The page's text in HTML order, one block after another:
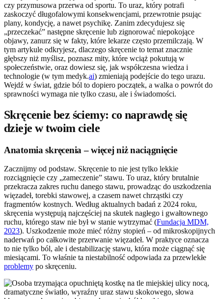
czy przymusowa przerwa od sportu. To uraz, który potrafi
zaskoczyć długofalowymi konsekwencjami, przewrotnie psując
plany, kondycję, a nawet psychikę. Zanim zdecydujesz się
„przeczekać” następne skręcenie lub zignorować niepokojące
objawy, zanurz się w fakty, które lekarze często przemilczają. W
tym artykule odkryjesz, dlaczego skręcenie to temat znacznie
głębszy niż myślisz, poznasz mity, które wciąż pokutują w
społeczeństwie, oraz dowiesz się, jak współczesna wiedza i
technologie (w tym medyk.ai) zmieniają podejście do tego urazu.
Wejdź w świat, gdzie ból to dopiero początek, a walka o powrót do
sprawności wymaga nie tylko czasu, ale i świadomości.
Skręcenie bez ściemy: co naprawdę się
dzieje w twoim ciele
Anatomia skręcenia – więcej niż naciągnięcie
Zacznijmy od podstaw. Skręcenie to nie jest tylko lekkie
rozciągnięcie czy „zameczenie” stawu. To uraz, który brutalnie
przekracza zakres ruchu danego stawu, prowadząc do uszkodzenia
więzadeł, torebki stawowej, a czasem nawet chrząstki czy
fragmentów kostnych. Według aktualnych badań z 2024 roku,
skręcenia występują najczęściej na skutek nagłego i gwałtownego
ruchu, którego staw nie był w stanie wytrzymać (Fundacja MDM,
2023). Uszkodzenie może mieć różny stopień – od mikroskopijnych
naderwań po całkowite przerwanie więzadeł. W praktyce oznacza
to nie tylko ból, ale i destabilizację stawu, która może ciągnąć się
miesiącami. To właśnie ta niestabilność odpowiada za przewlekłe
problemy po skręceniu.